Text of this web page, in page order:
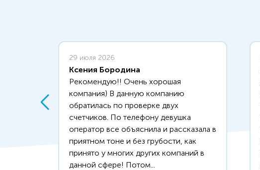
29 июля 2026
Ксения Бородина
Рекомендую!! Очень хорошая
компания) В данную компанию
обратилась по проверке двух
счетчиков. По телефону девушка
оператор все объяснила и рассказала в
приятном тоне и без грубости, как
принято у многих других компаний в
данной сфере! Потом...